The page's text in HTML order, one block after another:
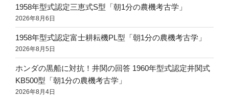
1958年型式認定三恵式S型「朝1分の農機考古学」
2026年8月6日
1958年型式認定富士耕耘機PL型「朝1分の農機考古学」
2026年8月5日
ホンダの黒船に対抗！井関の回答 1960年型式認定井関式
KB500型「朝1分の農機考古学」
2026年8月4日